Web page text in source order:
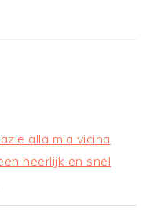
alla mia vicina
heerlijk en snel